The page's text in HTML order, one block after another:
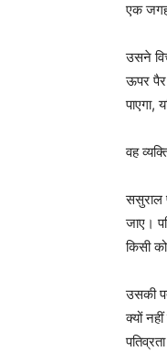
एक
उसने
ऊपर पैर
पाएगा,
वह
ससुराल
जाए।
किसी
उसकी
क्यों